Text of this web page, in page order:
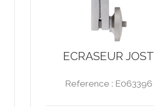
ECRASEUR JOST
Reference : E063396